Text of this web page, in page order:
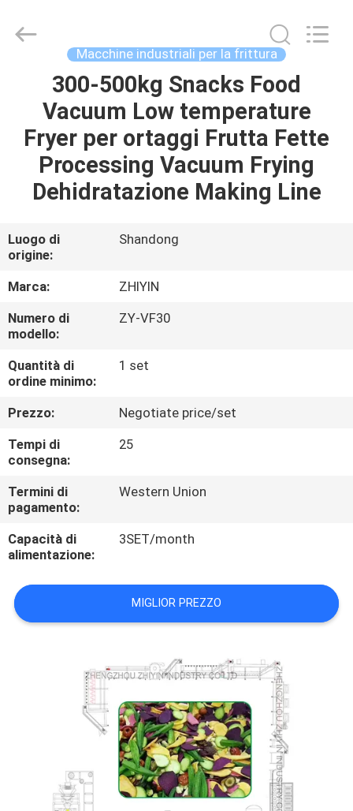
CASA
PRODOTTI
CIRCA
GIRO
DELLA
FABBRICA
CONTROLLO
DI
QUALITÀ
CONTATTICI
NOTIZIE
Copyright
frenchfriesline.com.
Macchine industriali per la frittura
300-500kg Snacks Food
Vacuum Low temperature
Fryer per ortaggi Frutta Fette
Processing Vacuum Frying
Dehidratazione Making Line
Luogo di
origine:
Shandong
Marca:
ZHIYIN
Numero di
modello:
ZY-VF30
Quantità di
ordine minimo:
1 set
Prezzo:
Negotiate price/set
Tempi di
consegna:
25
Termini di
pagamento:
Western Union
Capacità di
alimentazione:
3SET/month
MIGLIOR PREZZO